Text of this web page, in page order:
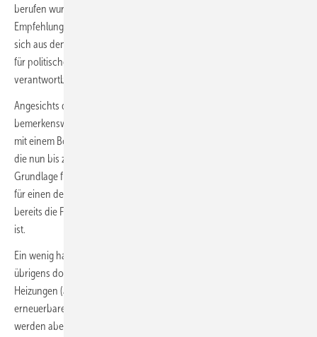
berufen wurde, über eine Bottom-Up-Studie auflösen. In einer
Empfehlung vom 16. April 2021 kommt der NWR zu dem Schluss, dass
sich aus den damals vorliegenden Studien belastbare Empfehlungen
für politisches Handeln zum Heizen mit Wasserstoff noch nicht
verantwortbar treffen lassen.
Angesichts des schwindenden Treibhausgas-Budgets ist es bereits
bemerkenswert, dass die Beauftragung von drei Fraunhofer-Instituten
mit einem Bottom-Up-Ansatz rund 6 Monate gedauert hat. Die Studie,
die nun bis zum Frühjahr 2022 fertig gestellt werden soll, soll
Grundlage für Empfehlungen im Sinne einer Roadmap mit Optionen
für einen dekarbonisierten Wärmemarkt 2045 sein. Wenngleich sich
bereits die Frage aufdrängt, ob 2045 als Zieldatum eigentlich haltbar
ist.
Ein wenig hat sich die Politik mit dem Ampel-Koalitionsvertrag
übrigens doch schon festgelegt. Ab 2025 sollen alle neu installierten
Heizungen (auch bei der Modernisierung) mindestens mit 65 %
erneuerbaren Energien betrieben werden. Zu diesem Zeitpunkt
werden aber auch nach Aussagen der Gaswirtschaft wohl keine